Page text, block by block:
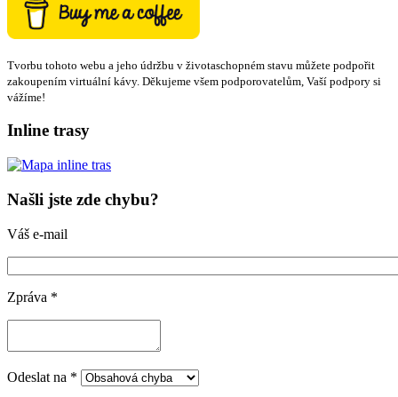
Tvorbu tohoto webu a jeho údržbu v životaschopném stavu můžete podpořit
zakoupením virtuální kávy. Děkujeme všem podporovatelům, Vaší podpory si
vážíme!
Inline trasy
Našli jste zde chybu?
Váš e-mail
Zpráva *
Odeslat na *